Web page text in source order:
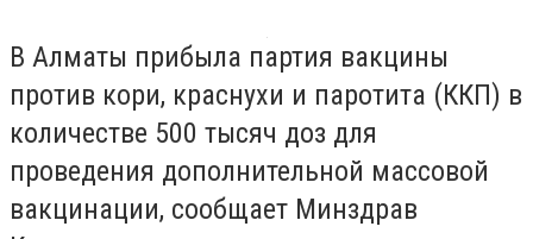
В Алматы прибыла партия вакцины
против кори, краснухи и паротита (ККП) в
количестве 500 тысяч доз для
проведения дополнительной массовой
вакцинации, сообщает Минздрав